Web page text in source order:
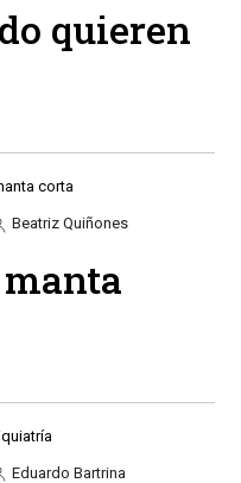
quieren
Beatriz Quiñones
Eduardo Bartrina